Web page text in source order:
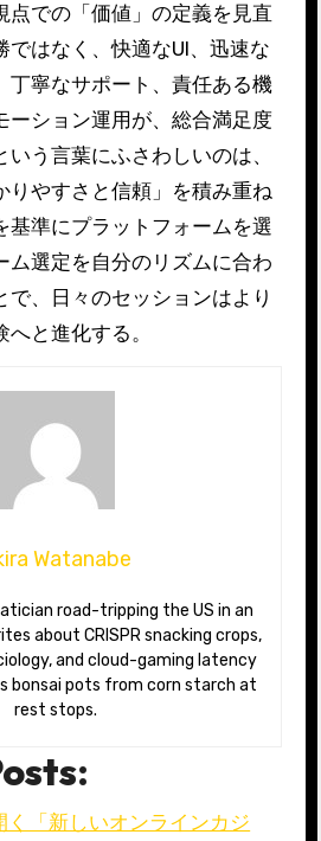
点での「価値」の定義を見直
ではなく、快適なUI、迅速な
丁寧なサポート、責任ある機
ーション運用が、総合満足度
いう言葉にふさわしいのは、
りやすさと信頼」を積み重ね
基準にプラットフォームを選
ム選定を自分のリズムに合わ
で、日々のセッションはより
と進化する。
Watanabe
about CRISPR snacking crops,
and cloud-gaming latency
bonsai pots from corn starch at
rest stops.
「新しいオンラインカジ